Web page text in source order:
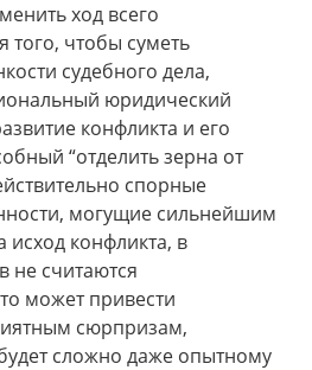
ход всего
того, чтобы суметь
судебного дела,
юридический
конфликта и его
“отделить зерна от
спорные
могущие сильнейшим
конфликта, в
не считаются
может привести
сюрпризам,
сложно даже опытному